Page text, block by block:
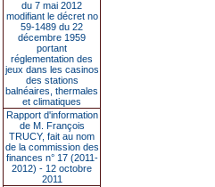
du 7 mai 2012
modifiant le décret no
59-1489 du 22
décembre 1959
portant
réglementation des
jeux dans les casinos
des stations
balnéaires, thermales
et climatiques
Rapport d'information
de M. François
TRUCY, fait au nom
de la commission des
finances n° 17 (2011-
2012) - 12 octobre
2011